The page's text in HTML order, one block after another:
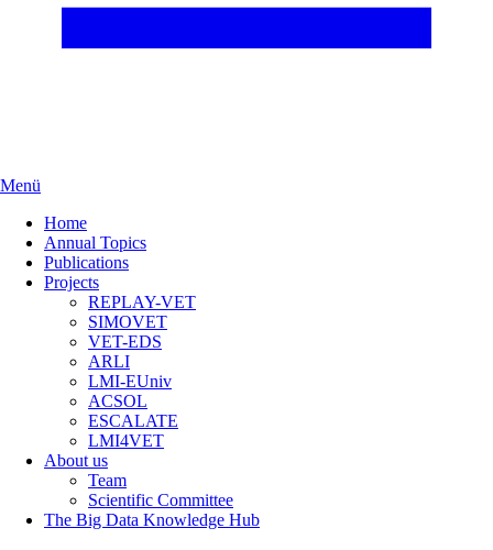
Menü
Home
Annual Topics
Publications
Projects
REPLAY-VET
SIMOVET
VET-EDS
ARLI
LMI-EUniv
ACSOL
ESCALATE
LMI4VET
About us
Team
Scientific Committee
The Big Data Knowledge Hub